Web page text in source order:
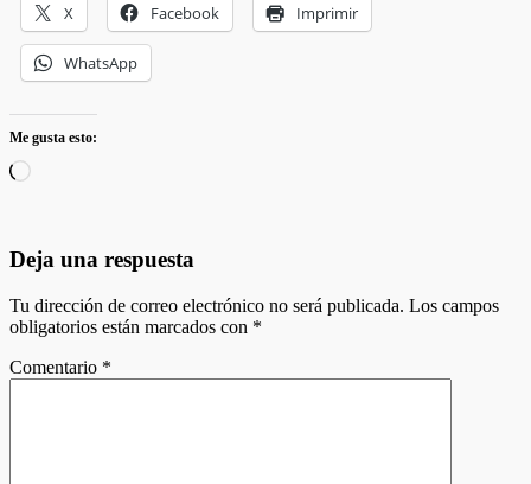
X Facebook Imprimir
WhatsApp
Me gusta esto:
Cargando...
Deja una respuesta
Tu dirección de correo electrónico no será publicada. Los campos
obligatorios están marcados con *
Comentario *